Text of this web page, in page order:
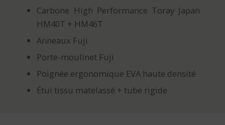
Carbone High Performance Toray Japan
HM40T + HM46T
Anneaux Fuji
Porte-moulinet Fuji
Poignée ergonomique EVA haute densité
Étui tissu matelassé + tube rigide